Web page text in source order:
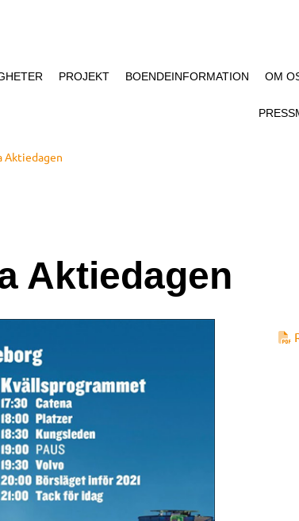
PROJEKT BOENDEINFORMATION OM
Aktiedagen
Aktiedagen